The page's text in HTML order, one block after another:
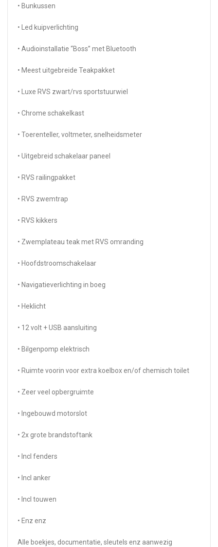
• Bunkussen
• Led kuipverlichting
• Audioinstallatie “Boss” met Bluetooth
• Meest uitgebreide Teakpakket
• Luxe RVS zwart/rvs sportstuurwiel
• Chrome schakelkast
• Toerenteller, voltmeter, snelheidsmeter
• Uitgebreid schakelaar paneel
• RVS railingpakket
• RVS zwemtrap
• RVS kikkers
• Zwemplateau teak met RVS omranding
• Hoofdstroomschakelaar
• Navigatieverlichting in boeg
• Heklicht
• 12 volt + USB aansluiting
• Bilgenpomp elektrisch
• Ruimte voorin voor extra koelbox en/of chemisch toilet
• Zeer veel opbergruimte
• Ingebouwd motorslot
• 2x grote brandstoftank
• Incl fenders
• Incl anker
• Incl touwen
• Enz enz
Alle boekjes, documentatie, sleutels enz aanwezig